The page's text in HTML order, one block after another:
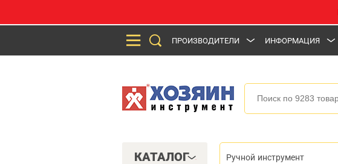
ПРОИЗВОДИТЕЛИ ИНФОРМАЦИЯ
КАТАЛОГ Ручной инструмент